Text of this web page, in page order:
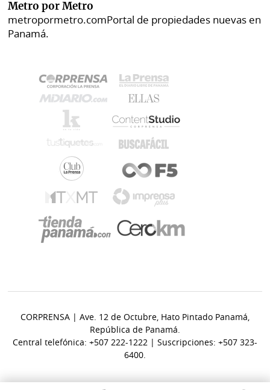
Metro por Metro
metropormetro.comPortal de propiedades nuevas en
Panamá.
CORPRENSA | Ave. 12 de Octubre, Hato Pintado Panamá,
República de Panamá.
Central telefónica: +507 222-1222 | Suscripciones: +507 323-
6400.